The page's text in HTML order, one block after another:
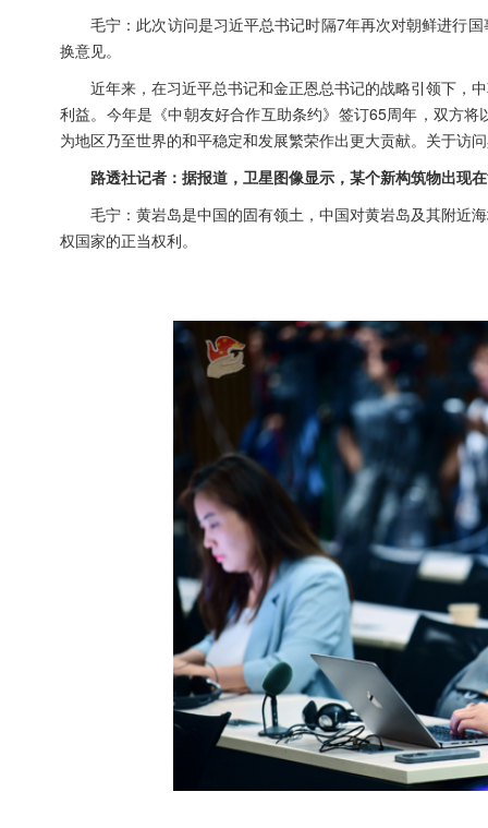
毛宁：此次访问是习近平总书记时隔7年再次对朝鲜进行
换意见。
近年来，在习近平总书记和金正恩总书记的战略引领下，
利益。今年是《中朝友好合作互助条约》签订65周年，双方
为地区乃至世界的和平稳定和发展繁荣作出更大贡献。关于访
路透社记者：据报道，卫星图像显示，某个新构筑物出现
毛宁：黄岩岛是中国的固有领土，中国对黄岩岛及其附近
权国家的正当权利。